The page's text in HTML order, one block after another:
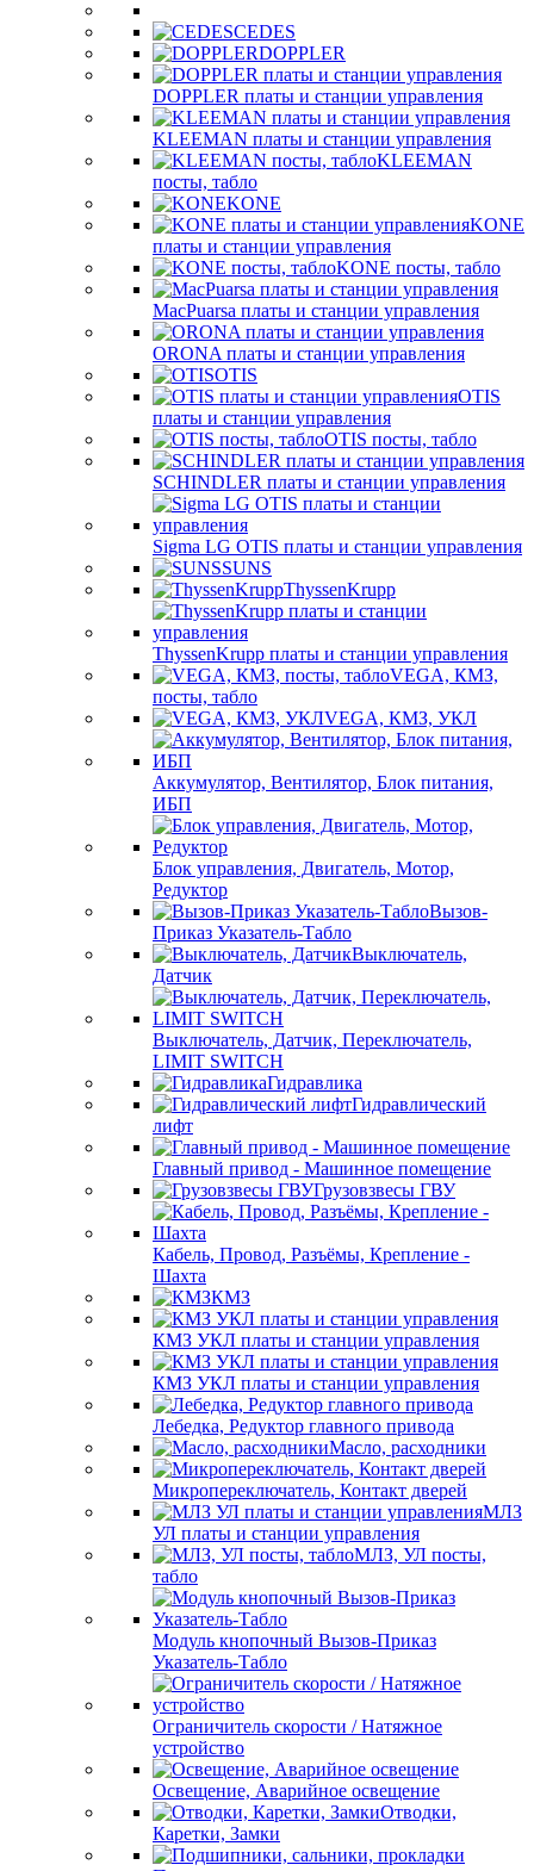
CEDES
DOPPLER
DOPPLER платы и станции управления
KLEEMAN платы и станции управления
KLEEMAN
посты, табло
KONE
KONE
платы и станции управления
KONE посты, табло
MacPuarsa платы и станции управления
ORONA платы и станции управления
OTIS
OTIS
платы и станции управления
OTIS посты, табло
SCHINDLER платы и станции управления
Sigma LG OTIS платы и станции управления
SUNS
ThyssenKrupp
ThyssenKrupp платы и станции управления
VEGА, КМЗ,
посты, табло
VEGА, КМЗ, УКЛ
Аккумулятор, Вентилятор, Блок питания,
ИБП
Блок управления, Двигатель, Мотор,
Редуктор
Вызов-
Приказ Указатель-Табло
Выключатель,
Датчик
Выключатель, Датчик, Переключатель,
LIMIT SWITCH
Гидравлика
Гидравлический
лифт
Главный привод - Машинное помещение
Грузовзвесы ГВУ
Кабель, Провод, Разъёмы, Крепление -
Шахта
КМЗ
КМЗ УКЛ платы и станции управления
КМЗ УКЛ платы и станции управления
Лебедка, Редуктор главного привода
Масло, расходники
Микропереключатель, Контакт дверей
МЛЗ
УЛ платы и станции управления
МЛЗ, УЛ посты,
табло
Модуль кнопочный Вызов-Приказ
Указатель-Табло
Ограничитель скорости / Натяжное
устройство
Освещение, Аварийное освещение
Отводки,
Каретки, Замки